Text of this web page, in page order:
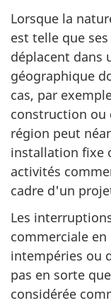
Lorsque la
est telle que
déplacent dans
géographique
cas, par
construction ou
région peut
installation fixe
activités
cadre d'un
Les
commerciale
intempéries ou
pas en sorte
considérée